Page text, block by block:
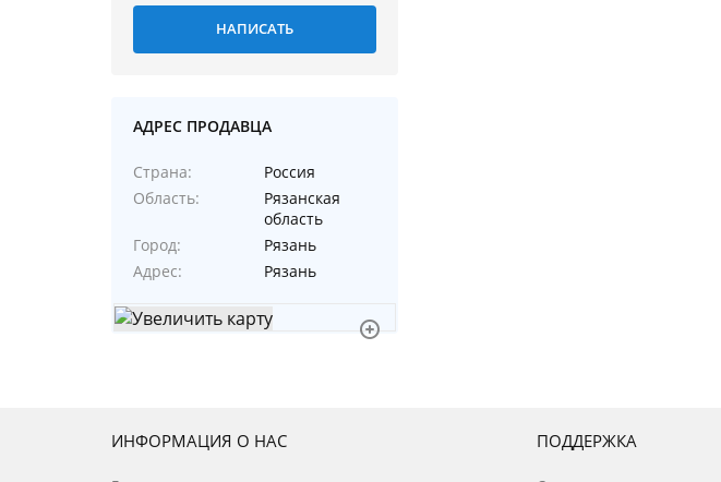
АДРЕС ПРОДАВЦА
Страна
Россия
Область
Рязанская
область
Город
Рязань
Адрес
Рязань
ИНФОРМАЦИЯ О НАС ПОДДЕРЖКА